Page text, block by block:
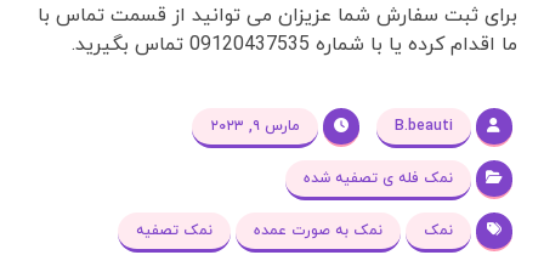
برای ثبت سفارش شما عزیزان می توانید از قسمت تماس با
ما اقدام کرده یا با شماره 09120437535 تماس بگیرید.
B.beauti مارس ۹, ۲۰۲۳
نمک فله ی تصفیه شده
نمک نمک به صورت عمده نمک تصفیه